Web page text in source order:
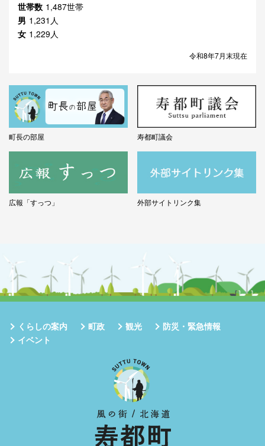
世帯数 1,487世帯
男 1,231人
女 1,229人
令和8年7月末現在
町長の部屋 寿都町議会
広報「すっつ」 外部サイトリンク集
くらしの案内 町政 観光
防災・緊急情報
イベント